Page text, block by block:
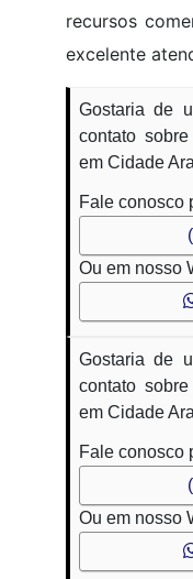
recursos
excelente
Gostaria de
contato
em Cidade
Fale conosco
Ou em nosso
Gostaria de
contato
em Cidade
Fale conosco
Ou em nosso